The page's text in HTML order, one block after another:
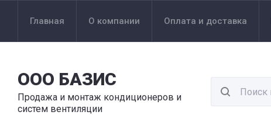
Главная О компании Оплата и доставка
ООО БАЗИС
Продажа и монтаж кондиционеров и
систем вентиляции